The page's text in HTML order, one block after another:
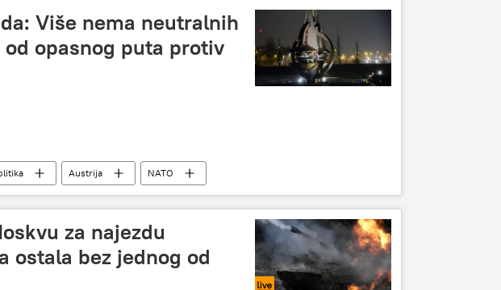
Više nema neutralnih
opasnog puta protiv
Austrija
NATO
Rusija – politika
Analize i mišljenja
za najezdu
ostala bez jednog od